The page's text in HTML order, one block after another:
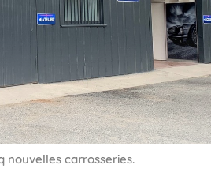
nouvelles carrosseries.